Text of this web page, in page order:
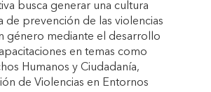
busca generar una cultura
de prevención de las violencias
género mediante el desarrollo
en temas como
Humanos y Ciudadanía,
de Violencias en Entornos